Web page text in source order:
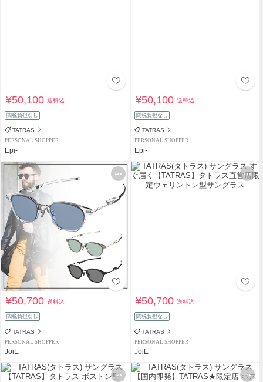
¥50,100送料込
関税負担なし
TATRAS
PERSONAL SHOPPER
Epi-
¥50,100送料込
関税負担なし
TATRAS
PERSONAL SHOPPER
Epi-
¥50,700送料込
関税負担なし
TATRAS
PERSONAL SHOPPER
JoiE
¥50,700送料込
関税負担なし
TATRAS
PERSONAL SHOPPER
JoiE